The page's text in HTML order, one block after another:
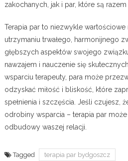
zakochanych, jak i par, które są
Terapia par to niezwykle
utrzymaniu trwałego, harmonijnego
głębszych aspektów swojego
nawzajem i nauczenie się
wsparciu terapeuty, para może
odzyskać miłość i bliskość, które
spełnienia i szczęścia. Jeśli czujesz,
odrobiny wsparcia – terapia par
odbudowy waszej relacji.
Tagged terapia par bydgoszcz